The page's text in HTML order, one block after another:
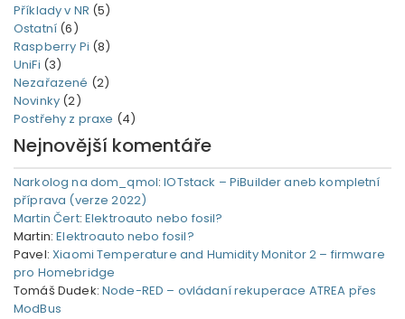
Příklady v NR (5)
Ostatní (6)
Raspberry Pi (8)
UniFi (3)
Nezařazené (2)
Novinky (2)
Postřehy z praxe (4)
Nejnovější komentáře
Narkolog na dom_qmol:IOTstack – PiBuilder aneb kompletní
příprava (verze 2022)
Martin Čert: Elektroauto nebo fosil?
Martin:Elektroauto nebo fosil?
Pavel:Xiaomi Temperature and Humidity Monitor 2 – firmware
pro Homebridge
Tomáš Dudek: Node-RED – ovládaní rekuperace ATREA přes
ModBus